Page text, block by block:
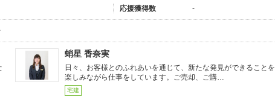
応援獲得数 -
蛸星 香奈実
日々、お客様とのふれあいを通じて、新たな発見ができることを
楽しみながら仕事をしています。ご売却、ご購…
宅建